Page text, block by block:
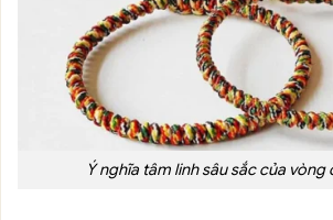
Ý nghĩa tâm linh sâu sắc của vòng